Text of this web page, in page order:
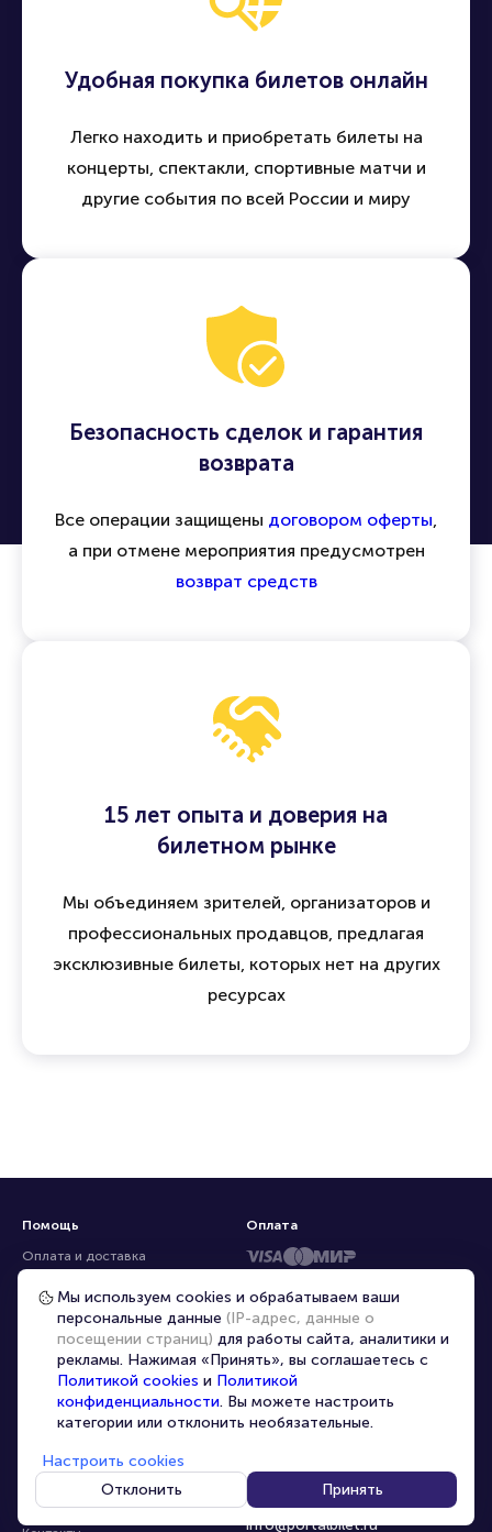
Удобная покупка билетов онлайн
Легко находить и приобретать билеты на
концерты, спектакли, спортивные матчи и
другие события по всей России и миру
Безопасность сделок и гарантия
возврата
Все операции защищены договором оферты,
а при отмене мероприятия предусмотрен
возврат средств
15 лет опыта и доверия на
билетном рынке
Мы объединяем зрителей, организаторов и
профессиональных продавцов, предлагая
эксклюзивные билеты, которых нет на других
ресурсах
Помощь
Оплата и доставка
Частые вопросы
Перепродажа билетов
Организаторам
Корпоративным клиентам
VIP-билеты
Персональные данные
О компании
8-800-500-42-62
8-499-226-15-14
info@portalbilet.ru
Оплата
Мы используем cookies и обрабатываем ваши
персональные данные (IP-адрес, данные о
посещении страниц) для работы сайта, аналитики и
рекламы. Нажимая «Принять», вы соглашаетесь с
Политикой cookies и Политикой
конфиденциальности. Вы можете настроить
категории или отклонить необязательные.
Настроить cookies
Отклонить
Принять